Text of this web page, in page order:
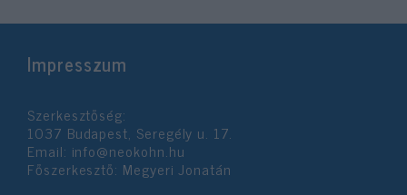
Impresszum
Szerkesztőség:
1037 Budapest, Seregély u. 17.
Email: info@neokohn.hu
Főszerkesztő: Megyeri Jonatán